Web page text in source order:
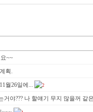
~~
획.
월26일에... 2
거야??? 나 할얘기 무지 많을꺼 같